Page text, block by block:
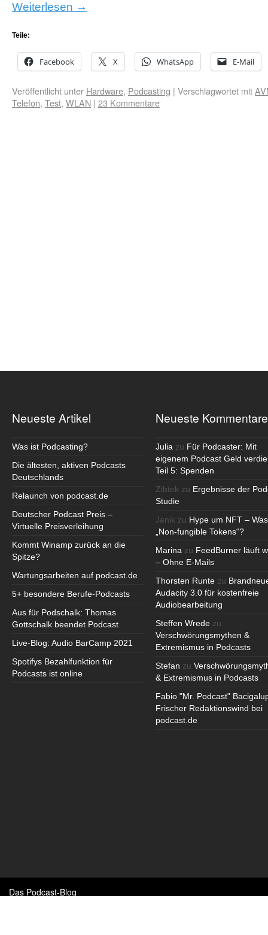
Weiterlesen →
Teile:
Facebook X WhatsApp E-Mail
Veröffentlicht unter Hardware, Podcasting | Verschlagwortet mit
Telefon, Test, WLAN | 23 Kommentare
Neueste Artikel
Was ist Podcasting?
Die ältesten, aktiven Podcasts
Deutschlands
Relaunch von podcast.de
Deutscher Podcast Preis –
Virtuelle Preisverleihung
Kommt Winamp zurück an die
Spitze?
Wartungsarbeiten auf podcast.de
5+ besondere Berufe-Podcasts
Aus für Podschalk: Thomas
Gottschalk beendet Podcast
Live-Blog: Audio BarCamp 2021
Spotifys Bezahlfunktion für
Podcasts ist online
Neueste Kommentare
Julia zu Für Podcaster: Mit
eigenem Podcast Geld
Teil 5: Spenden
Zibtek zu Ergebnisse der
Studie
Janik zu Hype um NFT –
„Non-fungible Tokens“?
Marina zu FeedBurner läuft
– Ohne E-Mails
Thorsten Runte zu
Audacity 3.0 für kostenfreie
Audiobearbeitung
Steffen Wrede zu
Verschwörungsmythen &
Extremismus in Podcasts
Stefan zu
& Extremismus in Podcasts
Fabio "Mr. Podcast"
Frischer Redaktionswind bei
podcast.de
Das Podcast-Blog